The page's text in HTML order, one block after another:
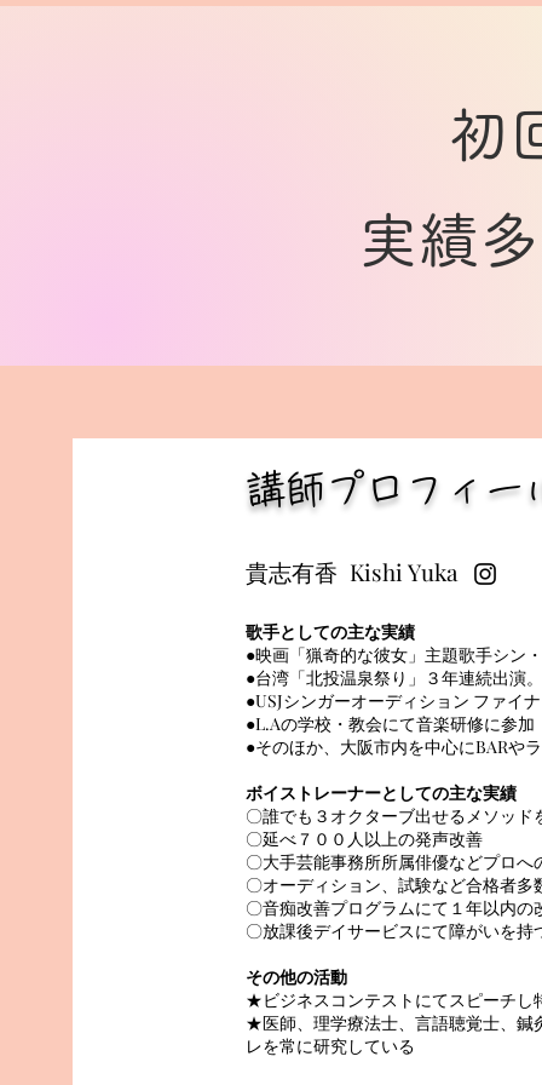
初
実績
講師プロフィー
​貴志有香 Kishi Yuka
歌手としての主な実績
●映画「猟奇的な彼女」主題歌手シン
●台湾「北投温泉祭り」３年連続出演
●USJシンガーオーディション ファイ
●L.Aの学校・教会にて音楽研修に参加
●そのほか、大阪市内を中心にBARや
ボイストレーナーとしての主な実績
〇誰でも３ オクターブ出せるメソッド
〇延べ７００人以上の発声改善
〇大手芸能事務所所属俳優などプロへ
〇オーディション、試験など合格者多
〇音痴改善プログラムにて１年以内の
〇放課後デイサービスにて障がいを持
その他の活動
★ビジネスコンテストにてスピーチし
★医師、理学療法士、言語聴覚士、鍼
レを常に研究している